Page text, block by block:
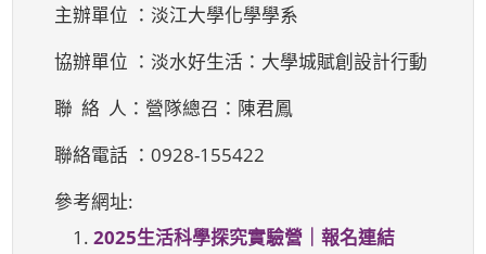
主辦單位 ：淡江大學化學學系
協辦單位 ：淡水好生活：大學城賦創設計行動
聯 絡 人：營隊總召：陳君鳳
聯絡電話 ：0928-155422
參考網址:
1.2025生活科學探究實驗營｜報名連結